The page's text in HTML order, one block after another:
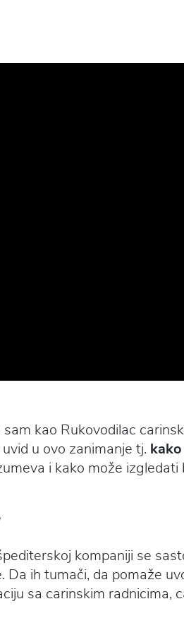
kao Rukovodilac
u ovo zanimanje tj.
i kako može izgledati
kompaniji se
ih tumači, da pomaže
sa carinskim radnicima,